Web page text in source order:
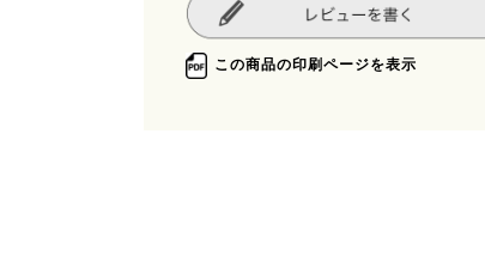
この商品の印刷ページを表示